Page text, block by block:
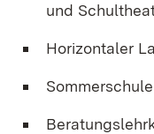
und
Horizontaler